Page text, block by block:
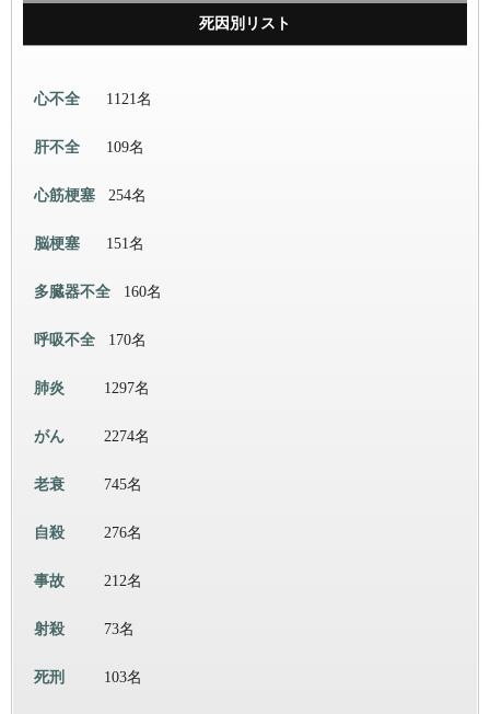
死因別リスト
心不全 1121名
肝不全 109名
心筋梗塞 254名
脳梗塞 151名
多臓器不全 160名
呼吸不全 170名
肺炎 1297名
がん 2274名
老衰 745名
自殺 276名
事故 212名
射殺 73名
死刑 103名